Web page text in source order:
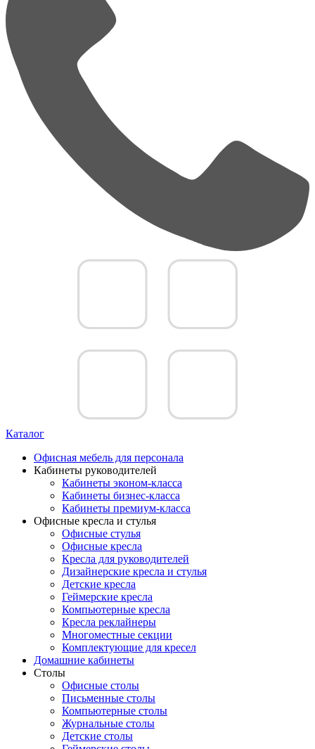
Каталог
Офисная мебель для персонала
Кабинеты руководителей
Кабинеты эконом-класса
Кабинеты бизнес-класса
Кабинеты премиум-класса
Офисные кресла и стулья
Офисные стулья
Офисные кресла
Кресла для руководителей
Дизайнерские кресла и стулья
Детские кресла
Геймерские кресла
Компьютерные кресла
Кресла реклайнеры
Многоместные секции
Комплектующие для кресел
Домашние кабинеты
Столы
Офисные столы
Письменные столы
Компьютерные столы
Журнальные столы
Детские столы